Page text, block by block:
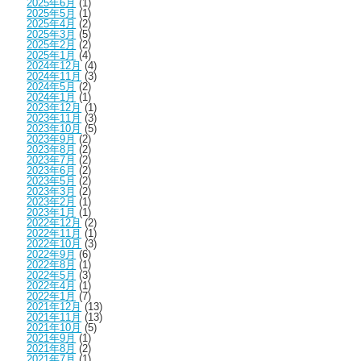
2025年6月 (1)
2025年5月 (1)
2025年4月 (2)
2025年3月 (5)
2025年2月 (2)
2025年1月 (4)
2024年12月 (4)
2024年11月 (3)
2024年5月 (2)
2024年1月 (1)
2023年12月 (1)
2023年11月 (3)
2023年10月 (5)
2023年9月 (2)
2023年8月 (2)
2023年7月 (2)
2023年6月 (2)
2023年5月 (2)
2023年3月 (2)
2023年2月 (1)
2023年1月 (1)
2022年12月 (2)
2022年11月 (1)
2022年10月 (3)
2022年9月 (6)
2022年8月 (1)
2022年5月 (3)
2022年4月 (1)
2022年1月 (7)
2021年12月 (13)
2021年11月 (13)
2021年10月 (5)
2021年9月 (1)
2021年8月 (2)